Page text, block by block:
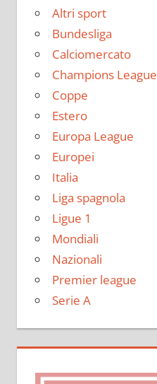
Altri sport
Bundesliga
Calciomercato
Champions League
Coppe
Estero
Europa League
Europei
Italia
Liga spagnola
Ligue 1
Mondiali
Nazionali
Premier league
Serie A